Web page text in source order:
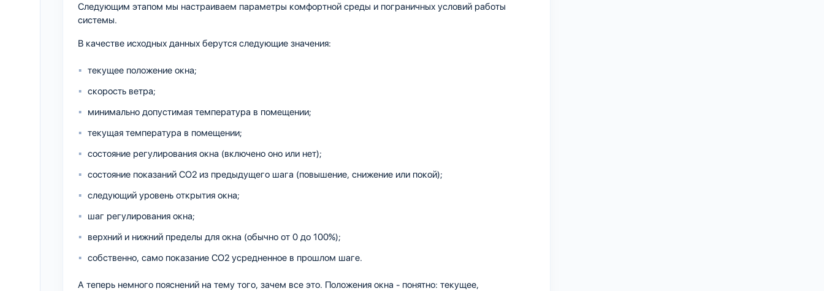
Следующим этапом мы настраиваем параметры комфортной среды и пограничных условий работы
системы.
В качестве исходных данных берутся следующие значения:
текущее положение окна;
скорость ветра;
минимально допустимая температура в помещении;
текущая температура в помещении;
состояние регулирования окна (включено оно или нет);
состояние показаний CO2 из предыдущего шага (повышение, снижение или покой);
следующий уровень открытия окна;
шаг регулирования окна;
верхний и нижний пределы для окна (обычно от 0 до 100%);
собственно, само показание CO2 усредненное в прошлом шаге.
А теперь немного пояснений на тему того, зачем все это. Положения окна - понятно: текущее,